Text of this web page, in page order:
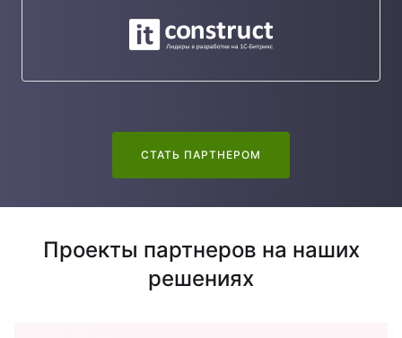
СТАТЬ ПАРТНЕРОМ
Проекты партнеров на наших
решениях